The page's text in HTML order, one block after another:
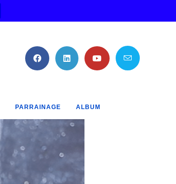
PARRAINAGE ALBUM